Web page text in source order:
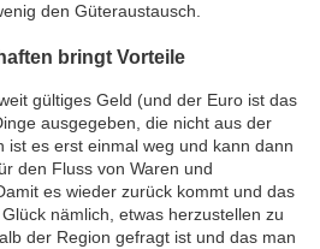
den Güteraustausch.
bringt Vorteile
gültiges Geld (und der Euro ist das
ausgegeben, die nicht aus der
ist es erst einmal weg und kann dann
den Fluss von Waren und
es wieder zurück kommt und das
nämlich, etwas herzustellen zu
der Region gefragt ist und das man